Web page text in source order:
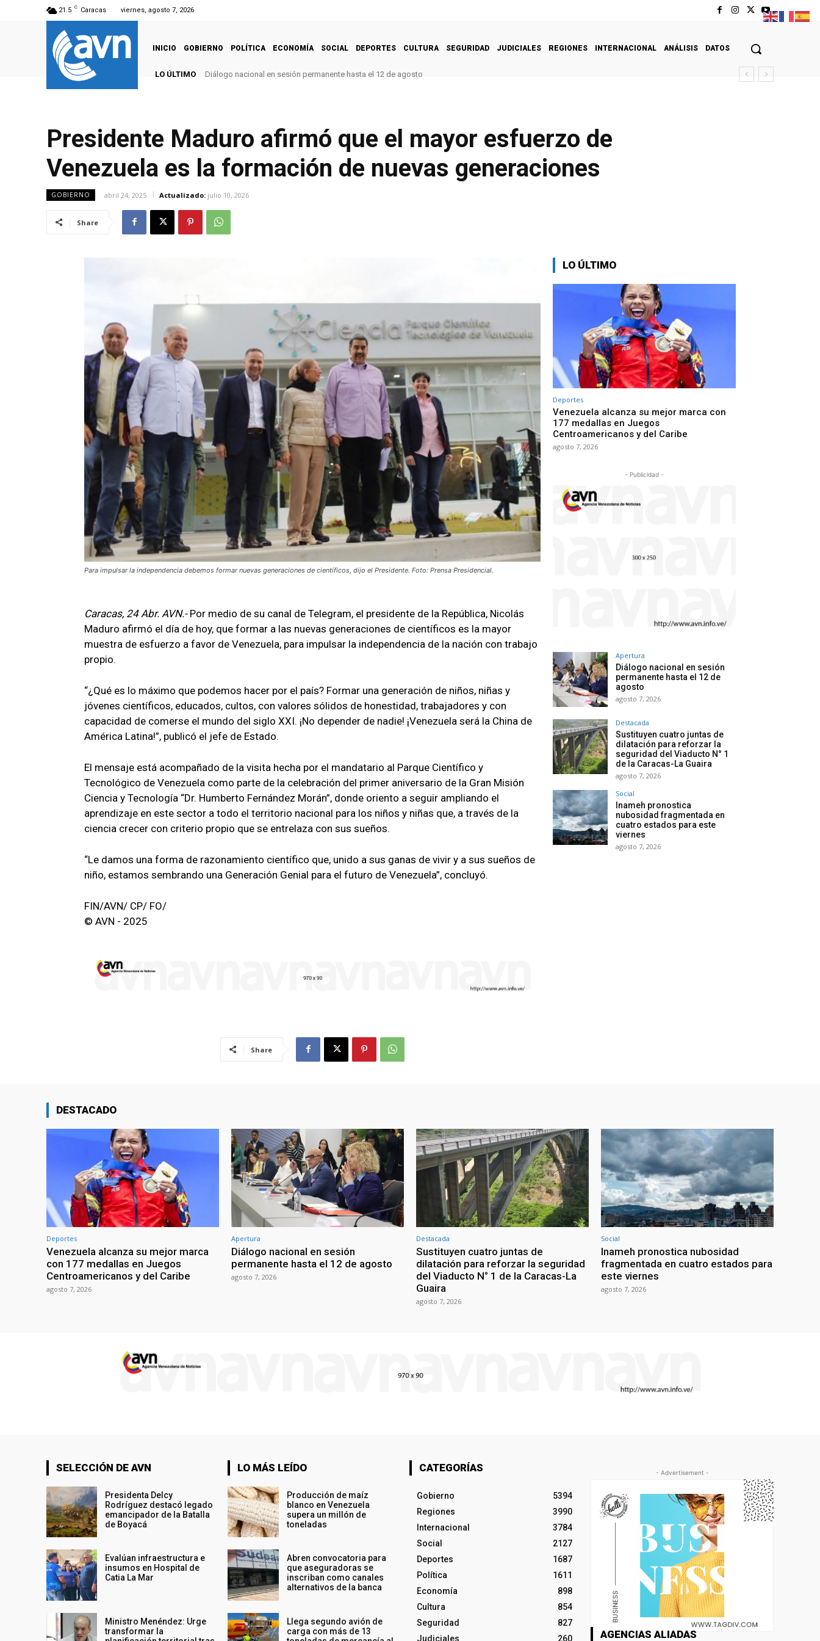
21.5 C Caracas viernes, agosto 7, 2026
INICIO GOBIERNO POLÍTICA ECONOMÍA SOCIAL DEPORTES CULTURA SEGURIDAD JUDICIALES REGIONES INTERNACIONAL ANÁLISIS DATOS
LO ÚLTIMO Diálogo nacional en sesión permanente hasta el 12 de agosto
Presidente Maduro afirmó que el mayor esfuerzo de
Venezuela es la formación de nuevas generaciones
GOBIERNO abril 24, 2025 Actualizado: julio 10, 2026
Share
Para impulsar la independencia debemos formar nuevas generaciones de científicos, dijo el Presidente. Foto: Prensa Presidencial.
Caracas, 24 Abr. AVN.- Por medio de su canal de Telegram, el presidente de la República, Nicolás
Maduro afirmó el día de hoy, que formar a las nuevas generaciones de científicos es la mayor
muestra de esfuerzo a favor de Venezuela, para impulsar la independencia de la nación con trabajo
propio.
“¿Qué es lo máximo que podemos hacer por el país? Formar una generación de niños, niñas y
jóvenes científicos, educados, cultos, con valores sólidos de honestidad, trabajadores y con
capacidad de comerse el mundo del siglo XXI. ¡No depender de nadie! ¡Venezuela será la China de
América Latina!”, publicó el jefe de Estado.
El mensaje está acompañado de la visita hecha por el mandatario al Parque Científico y
Tecnológico de Venezuela como parte de la celebración del primer aniversario de la Gran Misión
Ciencia y Tecnología “Dr. Humberto Fernández Morán”, donde oriento a seguir ampliando el
aprendizaje en este sector a todo el territorio nacional para los niños y niñas que, a través de la
ciencia crecer con criterio propio que se entrelaza con sus sueños.
“Le damos una forma de razonamiento científico que, unido a sus ganas de vivir y a sus sueños de
niño, estamos sembrando una Generación Genial para el futuro de Venezuela”, concluyó.
FIN/AVN/ CP/ FO/
© AVN - 2025
Share
LO ÚLTIMO
Deportes
Venezuela alcanza su mejor marca con
177 medallas en Juegos
Centroamericanos y del Caribe
agosto 7, 2026
- Publicidad -
Apertura
Diálogo nacional en sesión
permanente hasta el 12 de
agosto
agosto 7, 2026
Destacada
Sustituyen cuatro juntas de
dilatación para reforzar la
seguridad del Viaducto N° 1
de la Caracas-La Guaira
agosto 7, 2026
Social
Inameh pronostica
nubosidad fragmentada en
cuatro estados para este
viernes
agosto 7, 2026
DESTACADO
Deportes
Venezuela alcanza su mejor marca
con 177 medallas en Juegos
Centroamericanos y del Caribe
agosto 7, 2026
Apertura
Diálogo nacional en sesión
permanente hasta el 12 de agosto
agosto 7, 2026
Destacada
Sustituyen cuatro juntas de
dilatación para reforzar la seguridad
del Viaducto N° 1 de la Caracas-La
Guaira
agosto 7, 2026
Social
Inameh pronostica nubosidad
fragmentada en cuatro estados para
este viernes
agosto 7, 2026
SELECCIÓN DE AVN
Presidenta Delcy
Rodríguez destacó legado
emancipador de la Batalla
de Boyacá
Evalúan infraestructura e
insumos en Hospital de
Catia La Mar
Ministro Menéndez: Urge
transformar la
LO MÁS LEÍDO
Producción de maíz
blanco en Venezuela
supera un millón de
toneladas
Abren convocatoria para
que aseguradoras se
inscriban como canales
alternativos de la banca
Llega segundo avión de
carga con más de 13
CATEGORÍAS
Gobierno
5394
Regiones
3990
Internacional
3784
Social
2127
Deportes
1687
Política
1611
Economía
898
Cultura
854
Seguridad
827
Judiciales
260
- Advertisement -
AGENCIAS ALIADAS